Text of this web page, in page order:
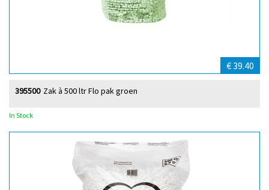
€ 39.40
Zak à 500 ltr Flo pak groen
395500
In Stock